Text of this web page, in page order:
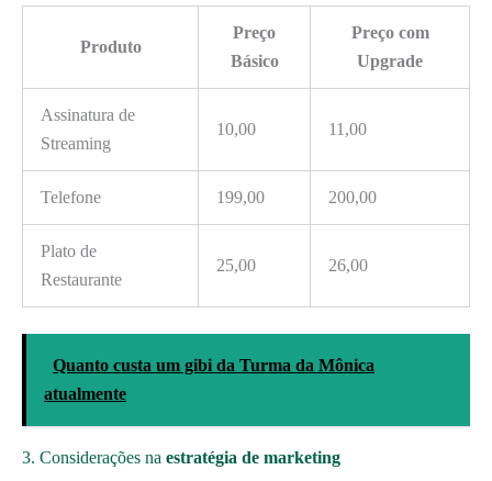
Produto
Preço
Básico
Preço com
Upgrade
Assinatura de
Streaming
10,00 11,00
Telefone 199,00 200,00
Plato de
Restaurante
25,00 26,00
Quanto custa um gibi da Turma da Mônica
atualmente
3. Considerações na estratégia de marketing